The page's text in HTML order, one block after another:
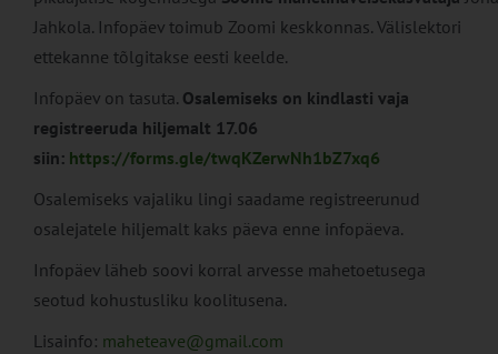
Jahkola. Infopäev toimub Zoomi keskkonnas. Välislektori
ettekanne tõlgitakse eesti keelde.
Infopäev on tasuta. Osalemiseks on kindlasti vaja
registreeruda hiljemalt 17.06
siin: https://forms.gle/twqKZerwNh1bZ7xq6
Osalemiseks vajaliku lingi saadame registreerunud
osalejatele hiljemalt kaks päeva enne infopäeva.
Infopäev läheb soovi korral arvesse mahetoetusega
seotud kohustusliku koolitusena.
Lisainfo: maheteave@gmail.com